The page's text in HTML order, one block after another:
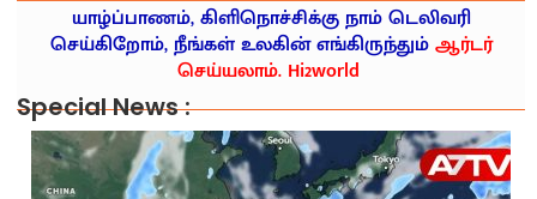
யாழ்ப்பாணம், கிளிநொச்சிக்கு நாம் டெலிவரி
செய்கிறோம், நீங்கள் உலகின் எங்கிருந்தும்ஆர்டர்
செய்யலாம். Hi2world
Special News :